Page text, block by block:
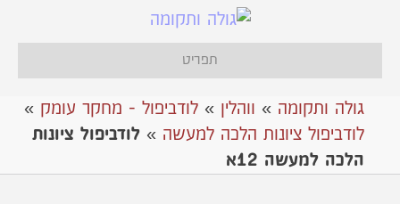
תפריט
גולה ותקומה » ווהלין » לודביפול - מחקר עומק »
לודביפול ציונות הלכה למעשה » לודביפול ציונות
הלכה למעשה 12א